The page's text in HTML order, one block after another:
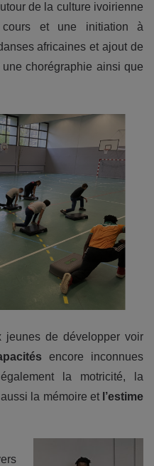
de la culture ivoirienne
et une initiation à
africaines et ajout de
chorégraphie ainsi que
jeunes de développer voir
encore inconnues
la motricité, la
la mémoire etl’estime